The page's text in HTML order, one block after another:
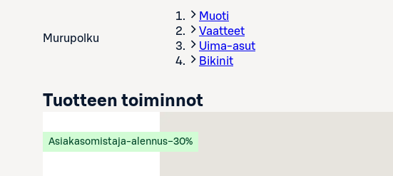
Murupolku
Muoti
Vaatteet
Uima-asut
Bikinit
Asiakasomistaja-alennus−30%
Tuotteen toiminnot